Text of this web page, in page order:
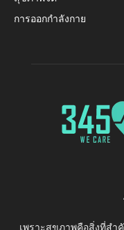
การออกกำลังกาย
เพราะสุขภาพคือสิ่งที่ส